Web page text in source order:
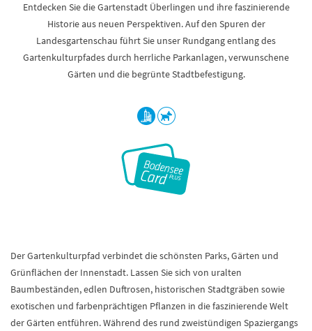
Entdecken Sie die Gartenstadt Überlingen und ihre faszinierende
Historie aus neuen Perspektiven. Auf den Spuren der
Landesgartenschau führt Sie unser Rundgang entlang des
Gartenkulturpfades durch herrliche Parkanlagen, verwunschene
Gärten und die begrünte Stadtbefestigung.
Der Gartenkulturpfad verbindet die schönsten Parks, Gärten und
Grünflächen der Innenstadt. Lassen Sie sich von uralten
Baumbeständen, edlen Duftrosen, historischen Stadtgräben sowie
exotischen und farbenprächtigen Pflanzen in die faszinierende Welt
der Gärten entführen. Während des rund zweistündigen Spaziergangs